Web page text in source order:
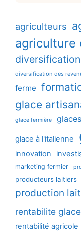
agriculteurs
agriculture
diversification
diversification des
ferme
glace
glace fermière
glace à l'italienne
innovation
marketing fermier
producteurs laitiers
production
rentabilite glace
rentabilité agricole